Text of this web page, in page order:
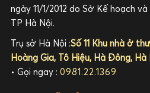
ngày 11/1/2012 do Sở Kế hoạch
TP Hà Nội.
Trụ sở Hà Nội :Số 11 Khu nhà ở
Hoàng Gia, Tô Hiệu, Hà Đông, Hà
• Gọi ngay : 0981.22.1369